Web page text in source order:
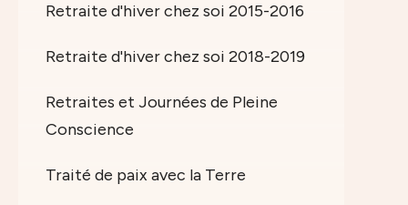
Retraite d'hiver chez soi 2015-2016
Retraite d'hiver chez soi 2018-2019
Retraites et Journées de Pleine
Conscience
Traité de paix avec la Terre